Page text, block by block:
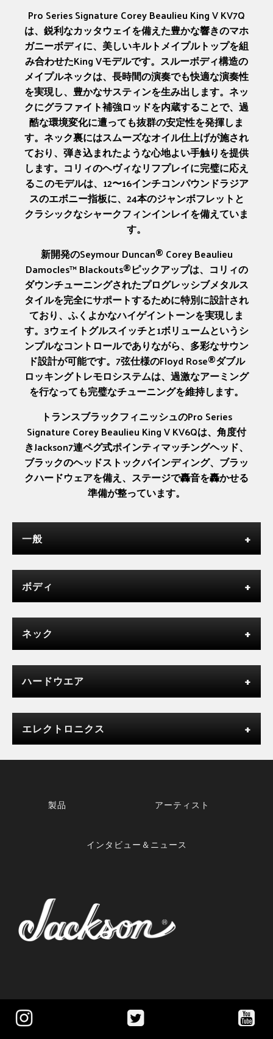
Pro Series Signature Corey Beaulieu King V KV7Q
は、鋭利なカッタウェイを備えた豊かな響きのマホ
ガニーボディに、美しいキルトメイプルトップを組
み合わせたKing Vモデルです。スルーボディ構造の
メイプルネックは、長時間の演奏でも快適な演奏性
を実現し、豊かなサスティンを生み出します。ネッ
クにグラファイト補強ロッドを内蔵することで、過
酷な環境変化に遭っても抜群の安定性を発揮しま
す。ネック裏にはスムーズなオイル仕上げが施され
ており、弾き込まれたような心地よい手触りを提供
します。コリィのヘヴィなリフプレイに完璧に応え
るこのモデルは、12〜16インチコンパウンドラジア
スのエボニー指板に、24本のジャンボフレットと
クラシックなシャークフィンインレイを備えていま
す。
新開発のSeymour Duncan® Corey Beaulieu
Damocles™ Blackouts®ピックアップは、コリィの
ダウンチューニングされたプログレッシブメタルス
タイルを完全にサポートするために特別に設計され
ており、ふくよかなハイゲイントーンを実現しま
す。3ウェイトグルスイッチと1ボリュームというシ
ンプルなコントロールでありながら、多彩なサウン
ド設計が可能です。7弦仕様のFloyd Rose®ダブル
ロッキングトレモロシステムは、過激なアーミング
を行なっても完璧なチューニングを維持します。
トランスブラックフィニッシュのPro Series
Signature Corey Beaulieu King V KV6Qは、角度付
きJackson7連ペグ式ポインティマッチングヘッド、
ブラックのヘッドストックバインディング、ブラッ
クハードウェアを備え、ステージで轟音を轟かせる
準備が整っています。
一般
ボディ
ネック
ハードウエア
エレクトロニクス
製品 アーティスト
インタビュー＆ニュース